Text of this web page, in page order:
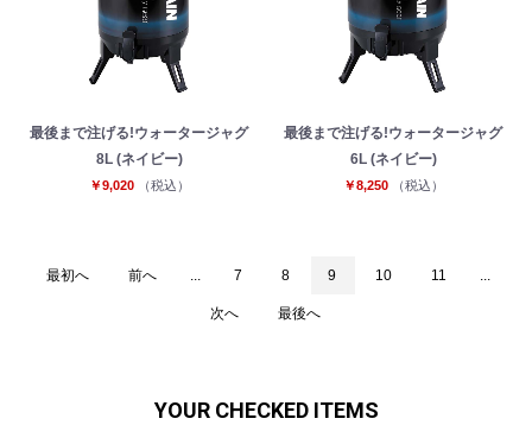
最後まで注げる!ウォータージャグ
8L (ネイビー)
￥9,020 （税込）
最後まで注げる!ウォータージャグ
6L (ネイビー)
￥8,250 （税込）
最初へ 前へ 7 8 9 10 11
次へ 最後へ
YOUR CHECKED ITEMS